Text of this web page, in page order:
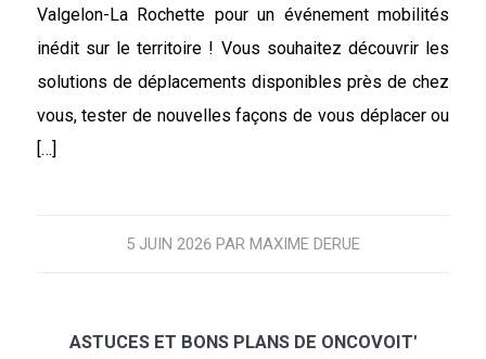
Valgelon-La Rochette pour un événement mobilités
inédit sur le territoire ! Vous souhaitez découvrir les
solutions de déplacements disponibles près de chez
vous, tester de nouvelles façons de vous déplacer ou
[…]
5 JUIN 2026 PAR MAXIME DERUE
ASTUCES ET BONS PLANS DE ONCOVOIT'